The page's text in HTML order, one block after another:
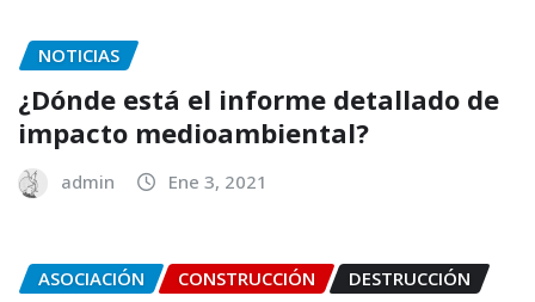
NOTICIAS
¿Dónde está el informe detallado de
impacto medioambiental?
admin Ene 3, 2021
ASOCIACIÓN CONSTRUCCIÓN DESTRUCCIÓN